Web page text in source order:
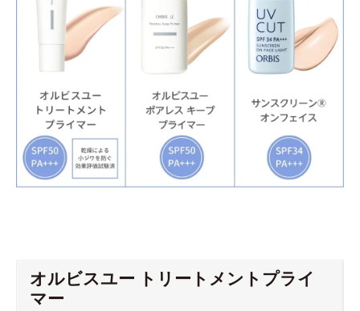
オルビスユー トリートメントプライ
マー